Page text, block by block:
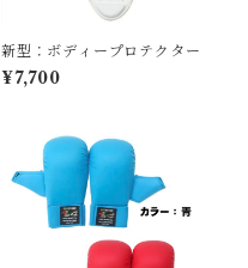
新型：ボディープロテクター
¥7,700